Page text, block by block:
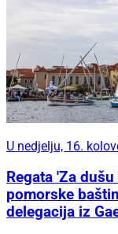
U nedjelju, 16.
Regata 'Za
pomorske
delegacija iz